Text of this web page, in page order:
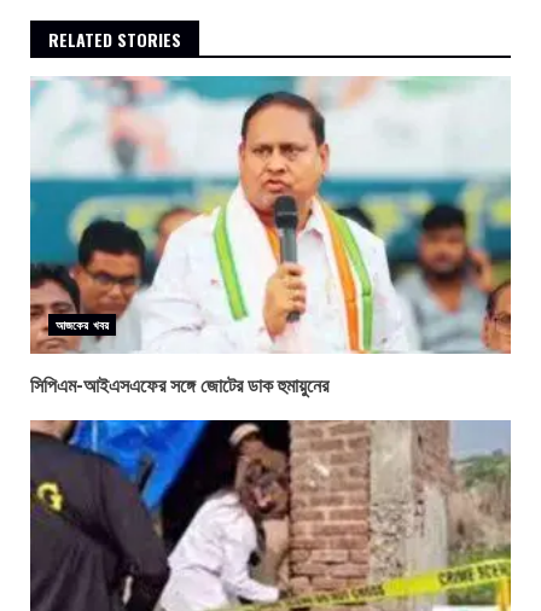
RELATED STORIES
আজকের খবর
সিপিএম-আইএসএফের সঙ্গে জোটের ডাক হুমায়ুনের